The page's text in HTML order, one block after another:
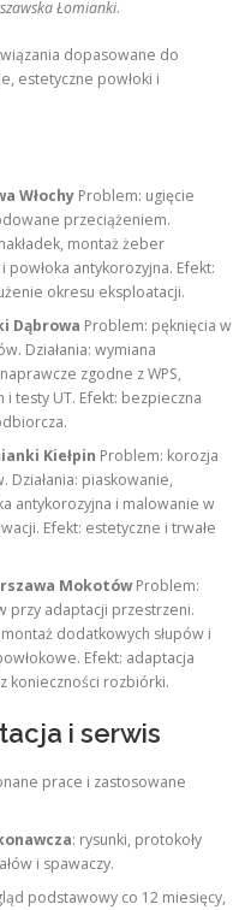
Łomianki.
dopasowane do
estetyczne powłoki i
WłochyProblem: ugięcie
przeciążeniem.
montaż żeber
powłoka antykorozyjna. Efekt:
okresu eksploatacji.
Dąbrowa Problem: pęknięcia w
Działania: wymiana
zgodne z WPS,
testy UT. Efekt: bezpieczna
Kiełpin Problem: korozja
piaskowanie,
antykorozyjna i malowanie w
Efekt: estetyczne i trwałe
MokotówProblem:
przy adaptacji przestrzeni.
dodatkowych słupów i
Efekt: adaptacja
konieczności rozbiórki.
i serwis
prace i zastosowane
: rysunki, protokoły
i spawaczy.
podstawowy co 12 miesięcy,